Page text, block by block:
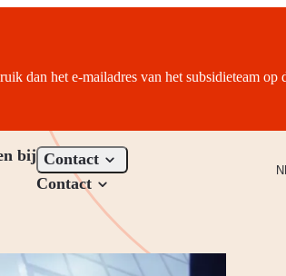
dan het e-mailadres van het subsidieteam op
bij Contact
Contact
NL